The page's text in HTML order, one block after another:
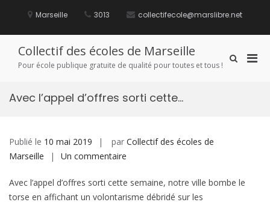
Marseille 3013 collectifecole@marslibre.net
Collectif des écoles de Marseille
Pour école publique gratuite de qualité pour toutes et tous !
Afficher
Avec l’appel d’offres sorti cette…
Publié le 10 mai 2019 par Collectif des écoles de
Marseille
Un commentaire
l’appel
d’offres
Avec l’appel d’offres sorti cette semaine, notre ville bombe le
torse en affichant un volontarisme débridé sur les